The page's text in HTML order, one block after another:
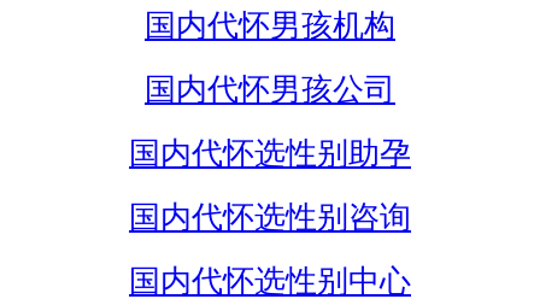
国内代怀男孩机构
国内代怀男孩公司
国内代怀选性别助孕
国内代怀选性别咨询
国内代怀选性别中心